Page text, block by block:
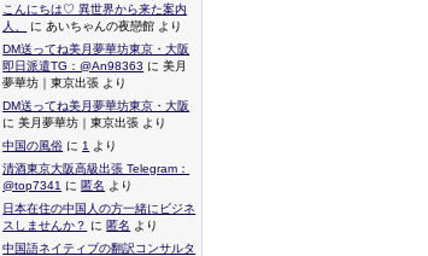
こんにちは♡ 異世界から来た案内
人、
に あいちゃんの夜戀館 より
DM送ってね美月夢華坊東京・大阪
即日派遣TG：@An98363 に 美月
夢華坊｜東京出張 より
DM送ってね美月夢華坊東京・大阪
に 美月夢華坊｜東京出張 より
中国の風俗 に 1
より
清酒東京大阪高級出張 Telegram：
@top7341 に 匿名 より
日本在住の中国人の方一緒にビジネ
スしませんか？ に 匿名 より
中国語ネイティブの翻訳コンサルタ